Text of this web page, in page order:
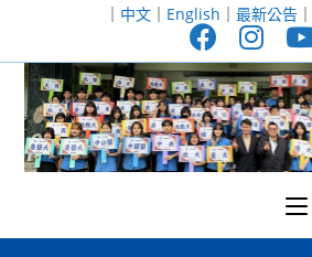
至
｜ 中文｜ English ｜ 最新公告｜